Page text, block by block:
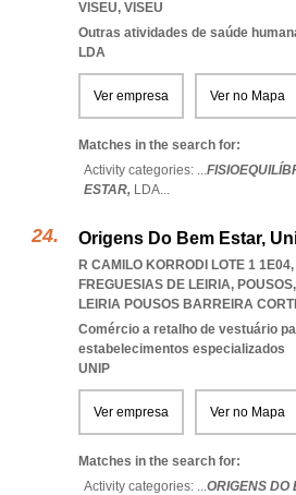
VISEU, VISEU
Outras atividades de saúde
LDA
Ver empresa Ver no Mapa
Matches in the search for:
Activity categories: ...
ESTAR, LDA...
Origens Do Bem Estar,
R CAMILO KORRODI LOTE 1
FREGUESIAS DE LEIRIA, POUSOS,
LEIRIA POUSOS BARREIRA
Comércio a retalho de vestuário
estabelecimentos especializados
UNIP
Ver empresa Ver no Mapa
Matches in the search for:
Activity categories: ...ORIGENS DO